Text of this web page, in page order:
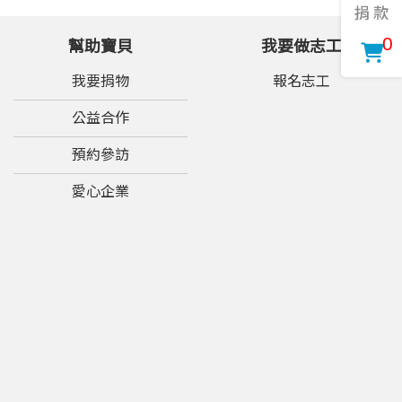
幫助寶貝
我要捐物
公益合作
預約參訪
愛心企業
我要做志工
報名志工
0